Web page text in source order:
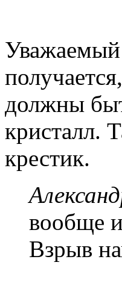
должны
кристалл.
крестик.
вообще
Взрыв